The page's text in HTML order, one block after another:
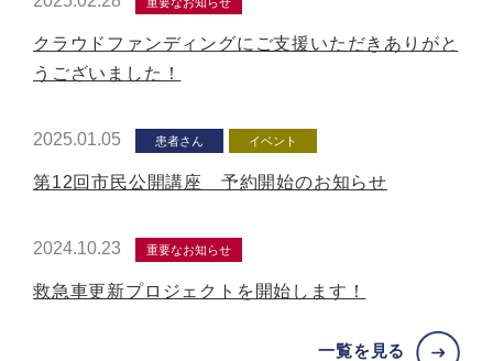
クラウドファンディングにご支援いただきありがと
うございました！
2025.01.05 患者さん イベント
第12回市民公開講座 予約開始のお知らせ
2024.10.23 重要なお知らせ
救急車更新プロジェクトを開始します！
一覧を見る